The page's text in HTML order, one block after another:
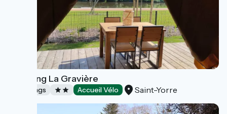
Camping La Gravière
Campings Accueil Vélo Saint-Yorre